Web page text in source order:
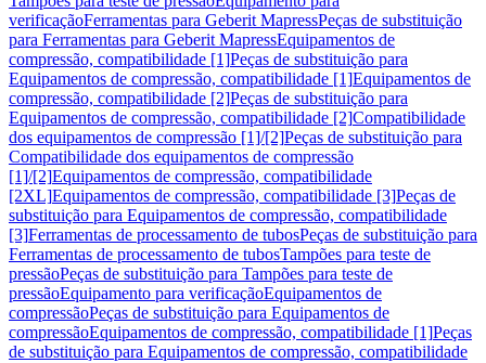
verificaçãoFerramentas para Geberit MapressPeças de substituição
para Ferramentas para Geberit MapressEquipamentos de
compressão, compatibilidade [1]Peças de substituição para
Equipamentos de compressão, compatibilidade [1]Equipamentos de
compressão, compatibilidade [2]Peças de substituição para
Equipamentos de compressão, compatibilidade [2]Compatibilidade
dos equipamentos de compressão [1]/[2]Peças de substituição para
Compatibilidade dos equipamentos de compressão
[1]/[2]Equipamentos de compressão, compatibilidade
[2XL]Equipamentos de compressão, compatibilidade [3]Peças de
substituição para Equipamentos de compressão, compatibilidade
[3]Ferramentas de processamento de tubosPeças de substituição para
Ferramentas de processamento de tubosTampões para teste de
pressãoPeças de substituição para Tampões para teste de
pressãoEquipamento para verificaçãoEquipamentos de
compressãoPeças de substituição para Equipamentos de
compressãoEquipamentos de compressão, compatibilidade [1]Peças
de substituição para Equipamentos de compressão, compatibilidade